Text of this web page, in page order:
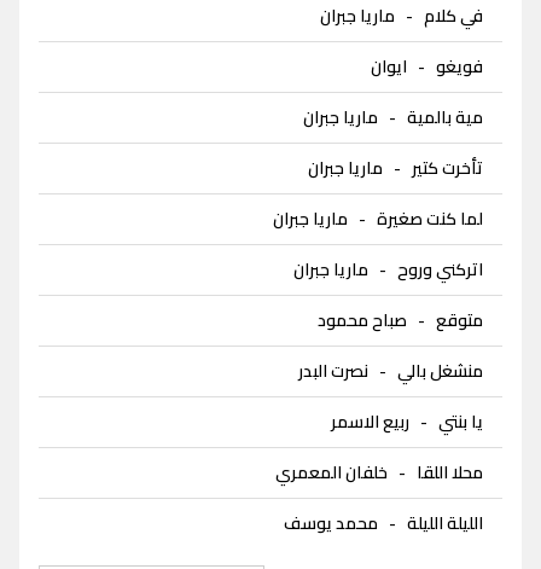
في كلام - ماريا جبران
فويغو - ايوان
مية بالمية - ماريا جبران
تأخرت كتير - ماريا جبران
لما كنت صغيرة - ماريا جبران
اتركني وروح - ماريا جبران
متوقع - صباح محمود
منشغل بالي - نصرت البدر
يا بنتي - ربيع الاسمر
محلا اللقا - خلفان المعمري
الليلة الليلة - محمد يوسف